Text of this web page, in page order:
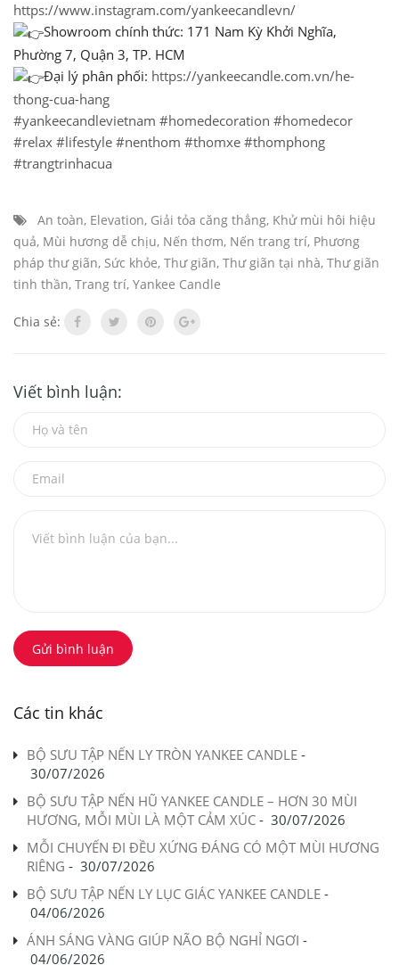
https://www.instagram.com/yankeecandlevn/
Showroom chính thức: 171 Nam Kỳ Khởi Nghĩa,
Phường 7, Quận 3, TP. HCM
Đại lý phân phối: https://yankeecandle.com.vn/he-
thong-cua-hang
#yankeecandlevietnam #homedecoration #homedecor
#relax #lifestyle #nenthom #thomxe #thomphong
#trangtrinhacua
An toàn, Elevation, Giải tỏa căng thẳng, Khử mùi hôi hiệu
quả, Mùi hương dễ chịu, Nến thơm, Nến trang trí, Phương
pháp thư giãn, Sức khỏe, Thư giãn, Thư giãn tại nhà, Thư giãn
tinh thần, Trang trí, Yankee Candle
Chia sẻ:
Viết bình luận:
Gửi bình luận
Các tin khác
BỘ SƯU TẬP NẾN LY TRÒN YANKEE CANDLE -
30/07/2026
BỘ SƯU TẬP NẾN HŨ YANKEE CANDLE – HƠN 30 MÙI
HƯƠNG, MỖI MÙI LÀ MỘT CẢM XÚC - 30/07/2026
MỖI CHUYẾN ĐI ĐỀU XỨNG ĐÁNG CÓ MỘT MÙI HƯƠNG
RIÊNG - 30/07/2026
BỘ SƯU TẬP NẾN LY LỤC GIÁC YANKEE CANDLE -
04/06/2026
ÁNH SÁNG VÀNG GIÚP NÃO BỘ NGHỈ NGƠI -
04/06/2026